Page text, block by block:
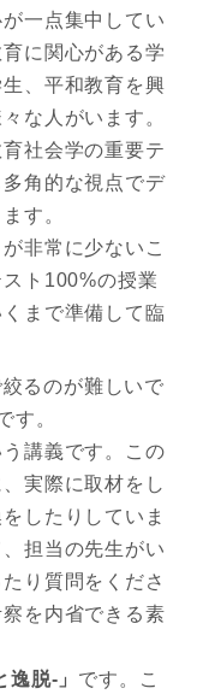
一点集中してい
に関心がある学
、平和教育を興
な人がいます。
社会学の重要テ
角的な視点でデ
す。
非常に少ないこ
ト100%の授業
まで準備して臨
るのが難しいで
す。
う講義です。この
実際に取材をし
したりしていま
担当の先生がい
り質問をくださ
を内省できる素
脱-」 です。こ